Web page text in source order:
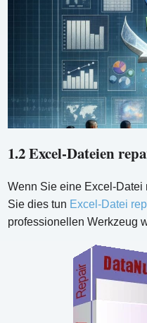
1.2 Excel-Dateien
Wenn Sie eine Excel-Datei
Sie dies tun Excel-Datei
professionellen Werkzeug